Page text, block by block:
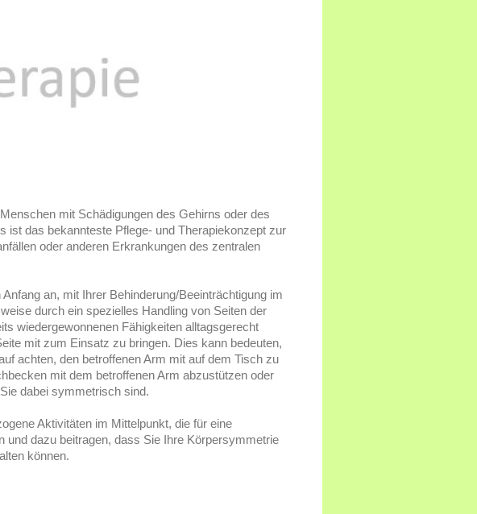
mit Schädigungen des Gehirns oder des
ist das bekannteste Pflege- und Therapiekonzept zur
oder anderen Erkrankungen des zentralen
an, mit Ihrer Behinderung/Beeinträchtigung im
durch ein spezielles Handling von Seiten der
wiedergewonnenen Fähigkeiten alltagsgerecht
mit zum Einsatz zu bringen. Dies kann bedeuten,
achten, den betroffenen Arm mit auf dem Tisch zu
mit dem betroffenen Arm abzustützen oder
dabei symmetrisch sind.
Aktivitäten im Mittelpunkt, die für eine
und dazu beitragen, dass Sie Ihre Körpersymmetrie
können.